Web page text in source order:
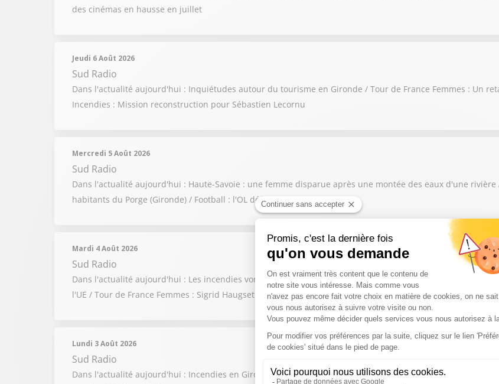
des cinémas en hausse en juillet
Jeudi 6 Août 2026
Sud Radio
Dans l'actualité aujourd'hui : Inquiétudes autour du tourisme en Gironde / Tour de France Femmes : Un
Incendies : Mission reconstruction pour Sébastien Lecornu
Mercredi 5 Août 2026
Sud Radio
Dans l'actualité aujourd'hui : Haute-Savoie : une femme disparue après une montée des eaux d'une
habitants du Porge (Gironde) / Football : l'OL défait par le Sparta Prague
Mardi 4 Août 2026
Sud Radio
Dans l'actualité aujourd'hui : Les incendies vont faire augmenter le prix des assurances / Ceuta : réunion
l'UE / Tour de France Femmes : Sigrid Haugset créée l'exploit
Lundi 3 Août 2026
Sud Radio
Dans l'actualité aujourd'hui : Incendies en Gironde, dans l'Aude et dans le Var / 30 000 personnes